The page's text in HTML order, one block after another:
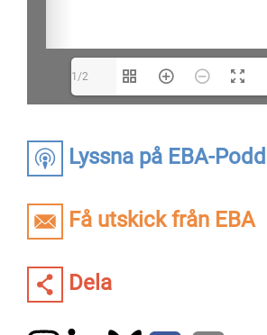
Lyssna på EBA-
Få utskick från EBA
Dela
1/2